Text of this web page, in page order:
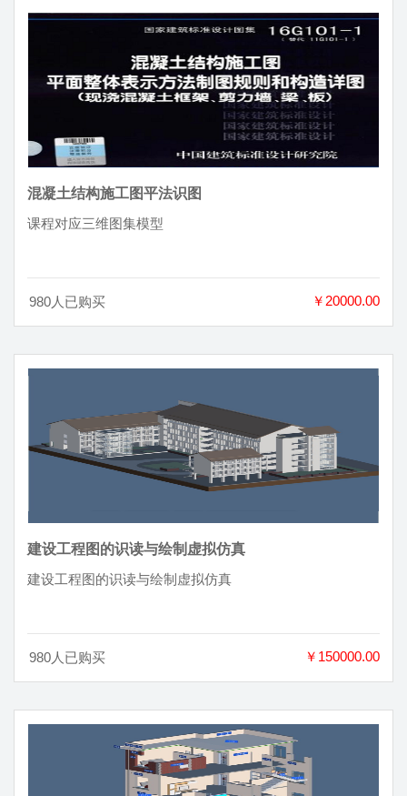
混凝土结构施工图平法识图
课程对应三维图集模型
980人已购买 ￥20000.00
建设工程图的识读与绘制虚拟仿真
建设工程图的识读与绘制虚拟仿真
980人已购买 ￥150000.00